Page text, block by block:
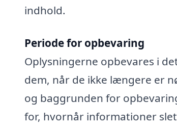
indhold.
Periode for opbevaring
Oplysningerne opbevares i
dem, når de ikke længere er
og baggrunden for
for, hvornår informationer